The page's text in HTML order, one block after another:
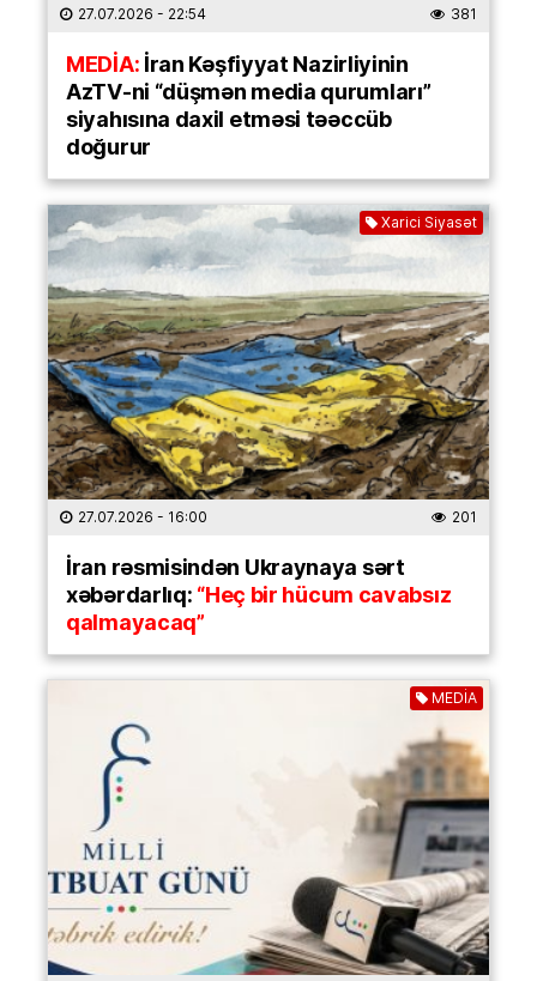
27.07.2026 - 22:54 381
MEDİA:İran Kəşfiyyat Nazirliyinin
AzTV-ni “düşmən media qurumları”
siyahısına daxil etməsi təəccüb
doğurur
Xarici Siyasət
27.07.2026 - 16:00 201
İran rəsmisindən Ukraynaya sərt
xəbərdarlıq:“Heç bir hücum cavabsız
qalmayacaq”
MEDİA